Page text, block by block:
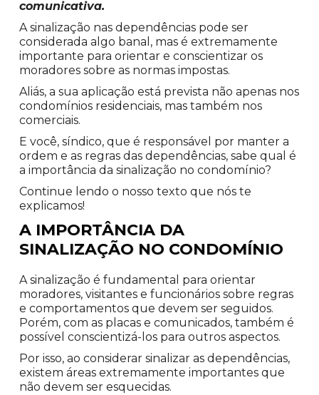
comunicativa.
A sinalização nas dependências pode ser
considerada algo banal, mas é extremamente
importante para orientar e conscientizar os
moradores sobre as normas impostas.
Aliás, a sua aplicação está prevista não apenas nos
condomínios residenciais, mas também nos
comerciais.
E você, síndico, que é responsável por manter a
ordem e as regras das dependências, sabe qual é
a importância da sinalização no condomínio?
Continue lendo o nosso texto que nós te
explicamos!
A IMPORTÂNCIA DA
SINALIZAÇÃO NO CONDOMÍNIO
A sinalização é fundamental para orientar
moradores, visitantes e funcionários sobre regras
e comportamentos que devem ser seguidos.
Porém, com as placas e comunicados, também é
possível conscientizá-los para outros aspectos.
Por isso, ao considerar sinalizar as dependências,
existem áreas extremamente importantes que
não devem ser esquecidas.